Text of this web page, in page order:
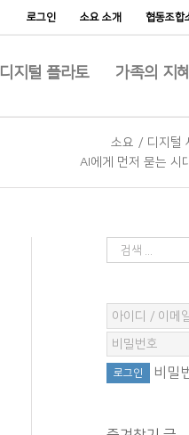
로그인 소요 소개 협동조합
디지털 플라토 가족의 지혜
소요 / 디지털
AI에게 먼저 묻는 시
비밀